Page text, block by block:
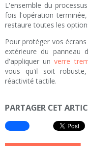
L'ensemble du
fois l'opération
restaure toutes les
Pour protéger vos
extérieure du panneau
d'appliquer unverre
vous qu'il soit
réactivité tactile.
PARTAGER CET